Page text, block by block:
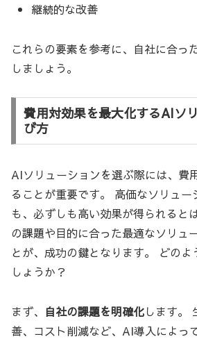
継続的な改善
これらの要素を参考に、自社に合っ
しましょう。
費用対効果を最大化するAIソ
び方
AIソリューションを選ぶ際には、費
ることが重要です。 高価なソリュー
も、必ずしも高い効果が得られると
の課題や目的に合った最適なソリュ
とが、成功の鍵となります。 どのよ
しょうか？
まず、 自社の課題を明確化します。
善、コスト削減など、AI導入によっ